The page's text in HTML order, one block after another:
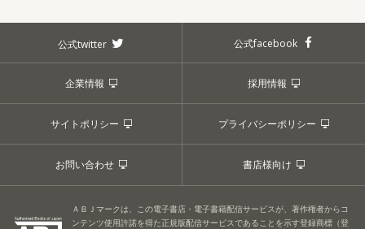
公式twitter 公式facebook
企業情報 採用情報
サイトポリシー プライバシーポリシー
お問い合わせ 書店様向け
ＡＢＪマークは、この電子書店・電子書籍配信サービスが、著作権者からコ
ンテンツ使用許諾を得た正規版配信サービスであることを示す登録商標（登